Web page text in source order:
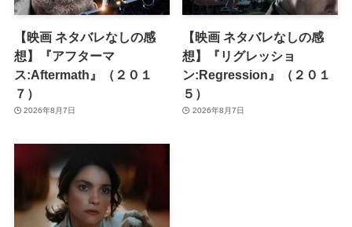
【映画 ネタバレなしの感
想】『アフターマ
ス:Aftermath』（２０１
７）
2026年8月7日
【映画 ネタバレなしの感
想】『リグレッショ
ン:Regression』（２０１
５）
2026年8月7日